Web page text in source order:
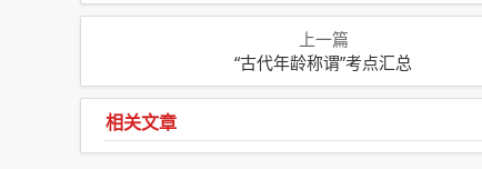
上一篇
“古代年龄称谓”考点汇总
相关文章